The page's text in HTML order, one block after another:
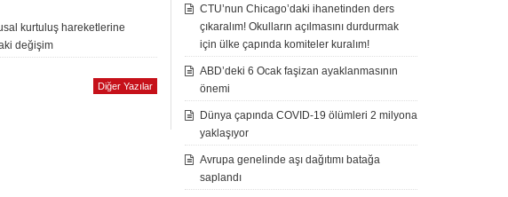
kurtuluş hareketlerine
değişim
Diğer Yazılar
CTU’nun Chicago’daki ihanetinden ders
çıkaralım! Okulların açılmasını durdurmak
için ülke çapında komiteler kuralım!
ABD’deki 6 Ocak faşizan ayaklanmasının
önemi
Dünya çapında COVID-19 ölümleri 2 milyona
yaklaşıyor
Avrupa genelinde aşı dağıtımı batağa
saplandı